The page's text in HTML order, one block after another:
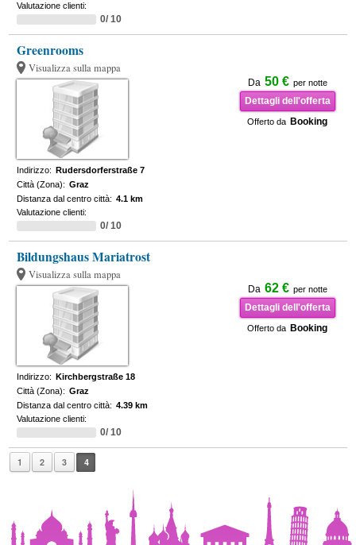
Valutazione clienti:
0/ 10
Greenrooms
Visualizza sulla mappa
Da 50 € per notte
Dettagli dell'offerta
Offerto da Booking
Indirizzo: Rudersdorferstraße 7
Città (Zona): Graz
Distanza dal centro città: 4.1 km
Valutazione clienti:
0/ 10
Bildungshaus Mariatrost
Visualizza sulla mappa
Da 62 € per notte
Dettagli dell'offerta
Offerto da Booking
Indirizzo: Kirchbergstraße 18
Città (Zona): Graz
Distanza dal centro città: 4.39 km
Valutazione clienti:
0/ 10
1 2 3 4